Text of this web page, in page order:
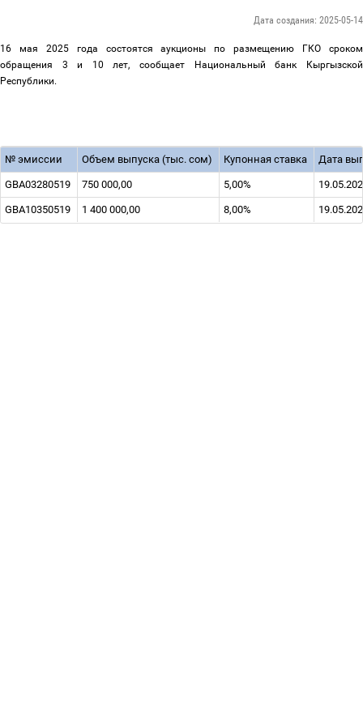
Дата создания: 2025-05-14
16 мая 2025 года состоятся аукционы по размещению ГКО сроком
обращения 3 и 10 лет, сообщает Национальный банк Кыргызской
Республики.
№ эмиссии Объем выпуска (тыс. сом) Купонная ставка Дата
GBA03280519 750 000,00 5,00%
GBA10350519 1 400 000,00 8,00%